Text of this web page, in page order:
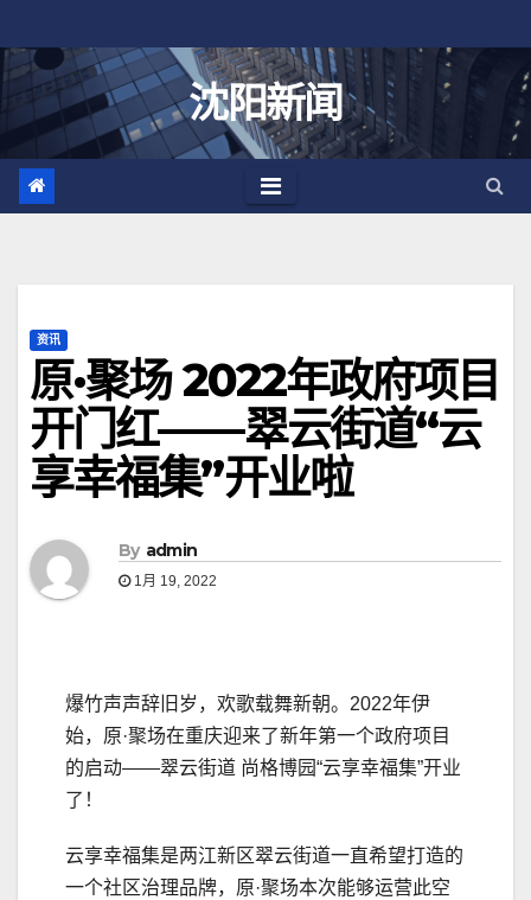
至
沈阳新闻
资讯
原·聚场 2022年政府项目
开门红——翠云街道“云
享幸福集”开业啦
By admin
1月 19, 2022
爆竹声声辞旧岁，欢歌载舞新朝。2022年伊
始，原·聚场在重庆迎来了新年第一个政府项目
的启动——翠云街道 尚格博园“云享幸福集”开业
了！
云享幸福集是两江新区翠云街道一直希望打造的
一个社区治理品牌，原·聚场本次能够运营此空